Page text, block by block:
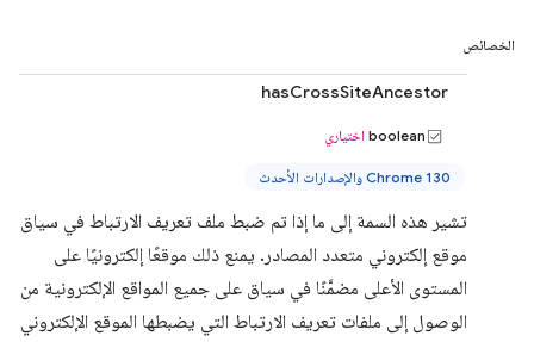
الخصائص
hasCrossSiteAncestor
boolean اختياري
Chrome 130 والإصدارات الأحدث
تشير هذه السمة إلى ما إذا تم ضبط ملف تعريف الارتباط في سياق
موقع إلكتروني متعدد المصادر. يمنع ذلك موقعًا إلكترونيًا على
المستوى الأعلى مضمَّنًا في سياق على جميع المواقع الإلكترونية من
الوصول إلى ملفات تعريف الارتباط التي يضبطها الموقع الإلكتروني